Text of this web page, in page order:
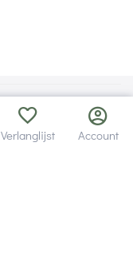
Verlanglijst Account